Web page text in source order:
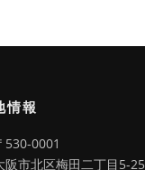
情報
530-0001
阪市北区梅田二丁目5-25